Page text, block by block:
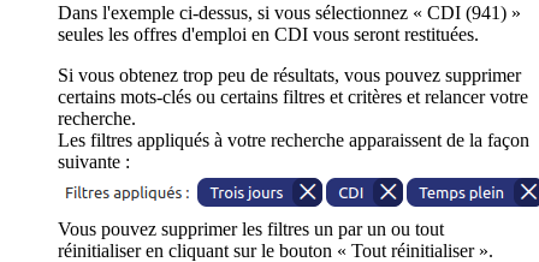
Dans l'exemple ci-dessus, si vous sélectionnez « CDI (941) »
seules les offres d'emploi en CDI vous seront restituées.
Si vous obtenez trop peu de résultats, vous pouvez supprimer
certains mots-clés ou certains filtres et critères et relancer votre
recherche.
Les filtres appliqués à votre recherche apparaissent de la façon
suivante :
Vous pouvez supprimer les filtres un par un ou tout
réinitialiser en cliquant sur le bouton « Tout réinitialiser ».